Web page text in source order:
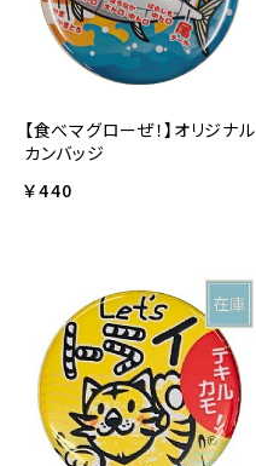
【食べマグローぜ！】オリジナル
カンバッジ
￥440